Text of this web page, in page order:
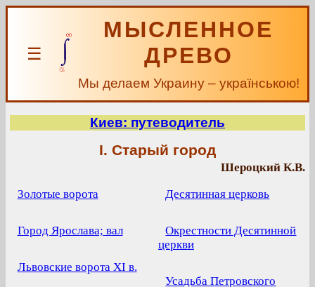
☰
МЫСЛЕННОЕ
ДРЕВО
Мы делаем Украину – українською!
Киев: путеводитель
I. Старый город
Шероцкий К.В.
Золотые ворота
Город Ярослава; вал
Львовские ворота XI в.
Десятинная церковь
Окрестности Десятинной
церкви
Усадьба Петровского